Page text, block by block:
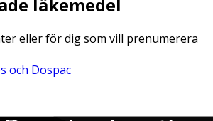
eller för dig som vill prenumerera
och Dospac